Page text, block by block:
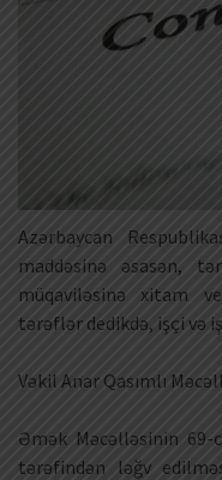
Azərbaycan
maddəsinə əsasən,
müqaviləsinə xitam
tərəflər dedikdə, işçi və
Vəkil Anar Qasımlı
Əmək Məcəlləsinin 69-
tərəfindən ləğv